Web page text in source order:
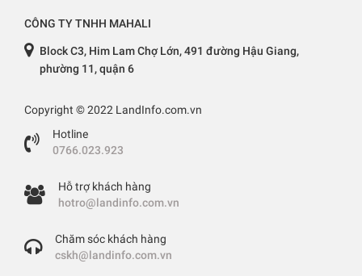
CÔNG TY TNHH MAHALI
Block C3, Him Lam Chợ Lớn, 491 đường Hậu Giang,
phường 11, quận 6
Copyright © 2022 LandInfo.com.vn
Hotline
0766.023.923
Hỗ trợ khách hàng
hotro@landinfo.com.vn
Chăm sóc khách hàng
cskh@landinfo.com.vn